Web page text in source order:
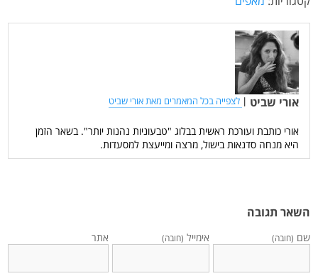
אורי שביט | לצפייה בכל המאמרים מאת אורי שביט
אורי כותבת ועורכת ראשית בבלוג "טבעוניות נהנות יותר". בשאר הזמן
היא מנחה סדנאות בישול, מרצה ומייעצת למסעדות.
השאר תגובה
שם (חובה) אימייל (חובה) אתר